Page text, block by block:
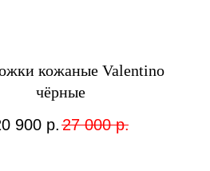
кожаные Valentino
чёрные
900 р. 27 000 р.